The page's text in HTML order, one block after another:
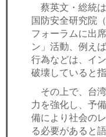
蔡英文・総統は
国防安全研究院
フォーラムに出
ン」活動、例え
行為などは、イ
破壊していると指
その上で、台
力を強化し、予
備により社会の
る必要があると語